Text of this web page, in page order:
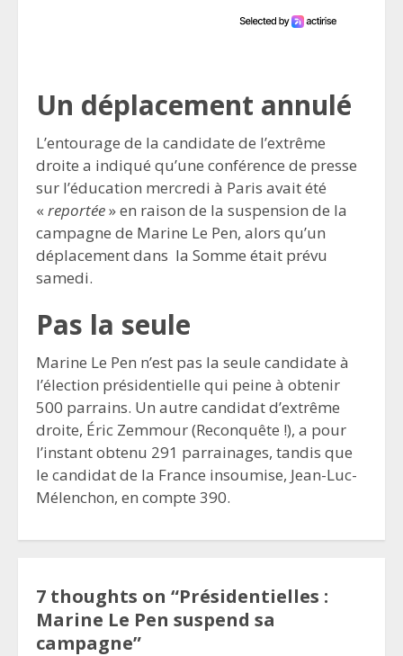
Un déplacement annulé
L’entourage de la candidate de l’extrême
droite a indiqué qu’une conférence de presse
sur l’éducation mercredi à Paris avait été
« reportée» en raison de la suspension de la
campagne de Marine Le Pen, alors qu’un
déplacement dans la Somme était prévu
samedi.
Pas la seule
Marine Le Pen n’est pas la seule candidate à
l’élection présidentielle qui peine à obtenir
500 parrains. Un autre candidat d’extrême
droite, Éric Zemmour (Reconquête !), a pour
l’instant obtenu 291 parrainages, tandis que
le candidat de la France insoumise, Jean-Luc-
Mélenchon, en compte 390.
7 thoughts on “Présidentielles :
Marine Le Pen suspend sa
campagne”